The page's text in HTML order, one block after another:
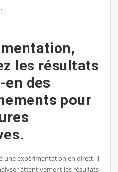
les résultats
des
pour
une expérimentation en direct, il
attentivement les résultats